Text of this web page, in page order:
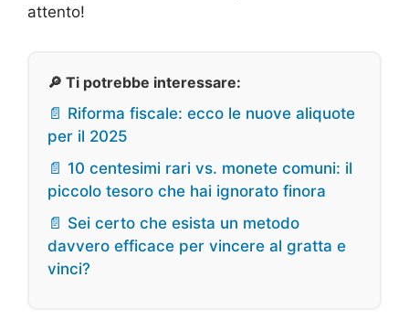
attento!
🔎 Ti potrebbe interessare:
📄 Riforma fiscale: ecco le nuove aliquote
per il 2025
📄 10 centesimi rari vs. monete comuni: il
piccolo tesoro che hai ignorato finora
📄 Sei certo che esista un metodo
davvero efficace per vincere al gratta e
vinci?